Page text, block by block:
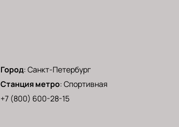
Город:Санкт-Петербург
Станция метро:Спортивная
+7 (800) 600-28-15